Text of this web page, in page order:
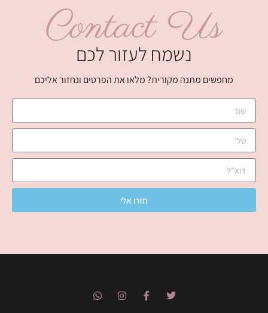
Contact Us
נשמח לעזור לכם
מחפשים מתנה מקורית? מלאו את הפרטים ונחזור אליכם
חזרו אלי